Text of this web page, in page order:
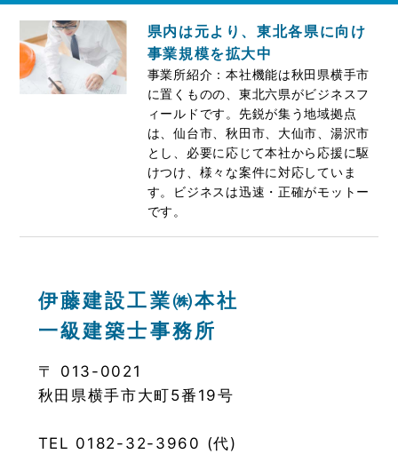
県内は元より、東北各県に向け
事業規模を拡大中
事業所紹介：本社機能は秋田県横手市
に置くものの、東北六県がビジネスフ
ィールドです。先鋭が集う地域拠点
は、仙台市、秋田市、大仙市、湯沢市
とし、必要に応じて本社から応援に駆
けつけ、様々な案件に対応していま
す。ビジネスは迅速・正確がモットー
です。
伊藤建設工業㈱本社
一級建築士事務所
〒 013-0021
秋田県横手市大町5番19号
TEL 0182-32-3960 (代)